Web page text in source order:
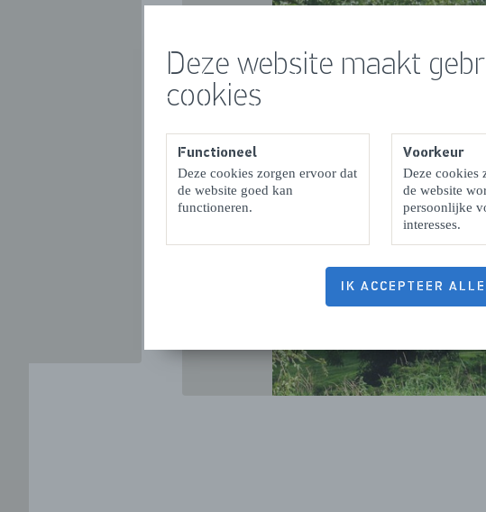
Deze website maakt
cookies
Functioneel
Deze cookies zorgen ervoor dat
de website goed kan
functioneren.
Voorkeur
Deze cookies
de website
persoonlijke
interesses.
IK ACCEPTEER
VORIGE